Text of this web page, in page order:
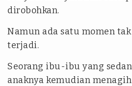
dirobohkan.
Namun ada satu momen
terjadi.
Seorang ibu-ibu yang
anaknya kemudian